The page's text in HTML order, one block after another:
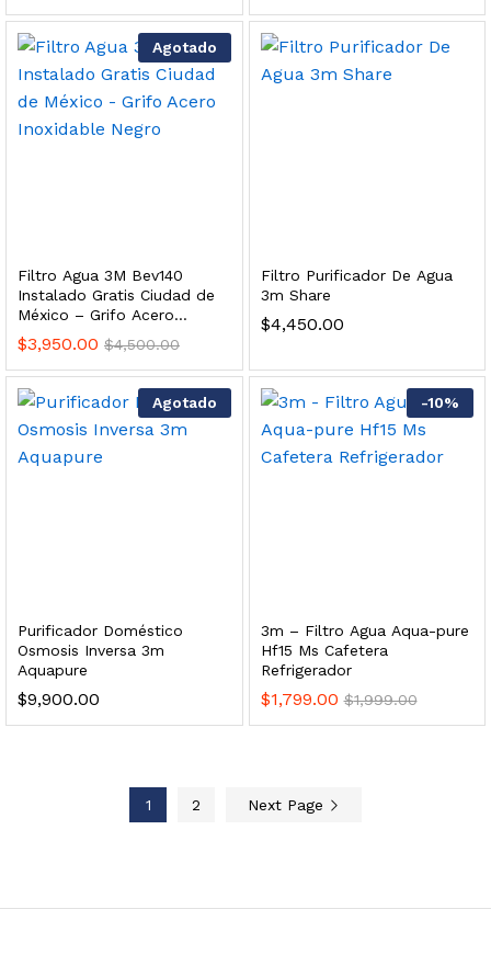
Agotado
Filtro Agua 3M Bev140
Instalado Gratis Ciudad de
México – Grifo Acero
Inoxidable Negro
$3,950.00 $4,500.00
Filtro Purificador De Agua
3m Share
$4,450.00
Agotado
Purificador Doméstico
Osmosis Inversa 3m
Aquapure
$9,900.00
-10%
3m – Filtro Agua Aqua-pure
Hf15 Ms Cafetera
Refrigerador
$1,799.00 $1,999.00
1 2 Next Page
Leer más
filtración, UV y contador Welltek WT-WFS-BF
Leer más